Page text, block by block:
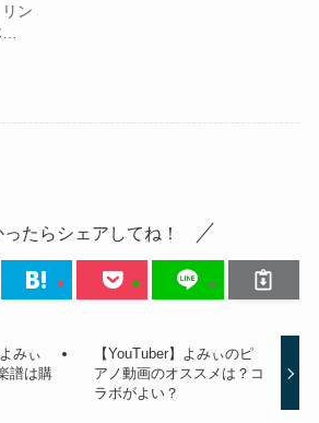
ン
ったらシェアしてね！
みぃ
譜は購
【YouTuber】よみぃのピ
アノ動画のオススメは？コ
ラボがよい？